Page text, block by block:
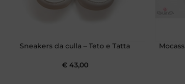
Sneakers da culla – Teto e Tatta
€43,00